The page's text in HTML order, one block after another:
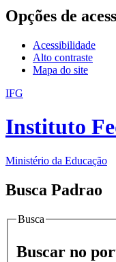
Opções de
Acessibilidade
Alto contraste
Mapa do site
IFG
Instituto
Ministério da Educação
Busca Padrao
Busca
Buscar no